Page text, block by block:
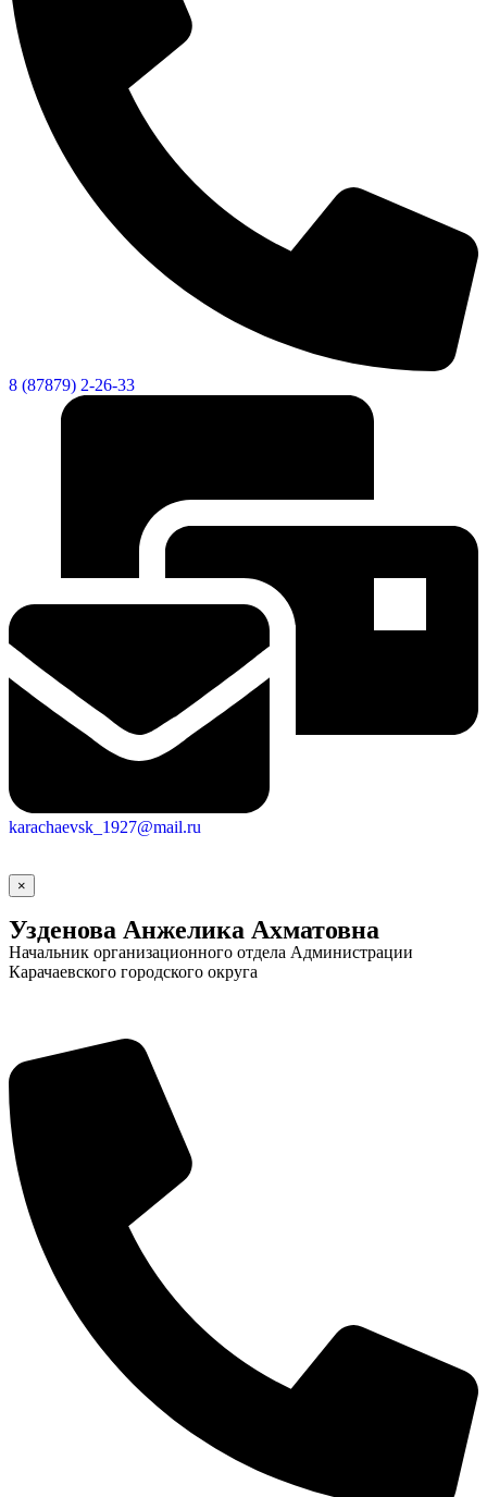
8 (87879) 2-26-33
karachaevsk_1927@mail.ru
×
Узденова Анжелика Ахматовна
Начальник организационного отдела Администрации
Карачаевского городского округа